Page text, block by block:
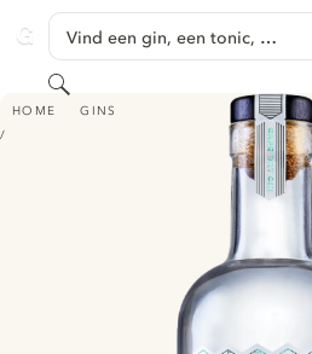
GINVENTORY
Vind een gin, een tonic, …
Zoeken
HOME GINS
HOBBS CAPE DRY GIN